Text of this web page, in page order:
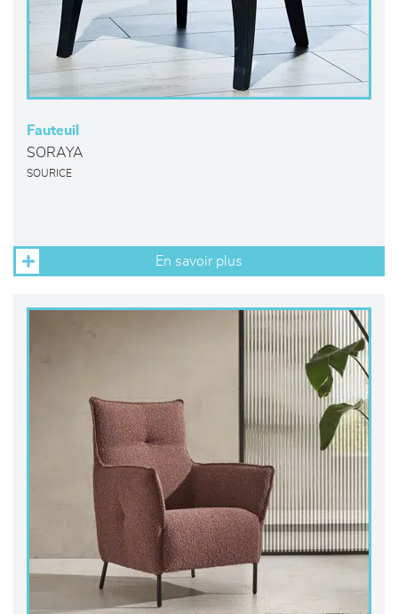
Fauteuil
SORAYA
SOURICE
En savoir plus